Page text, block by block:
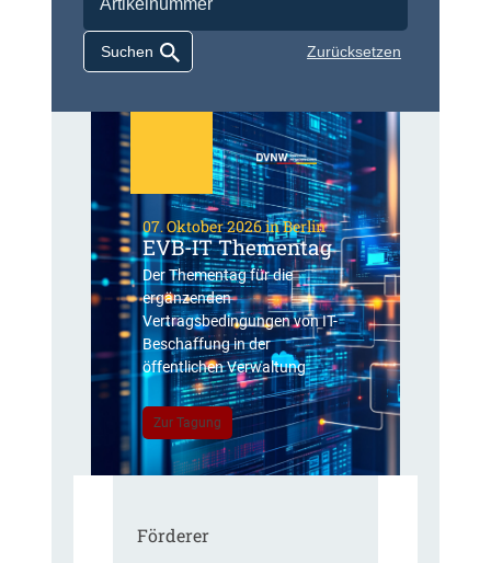
Zurücksetzen
07. Oktober 2026 in Berlin
EVB-IT Thementag
Der Thementag für die
ergänzenden
Vertragsbedingungen von IT-
Beschaffung in der
öffentlichen Verwaltung
Zur Tagung
Förderer